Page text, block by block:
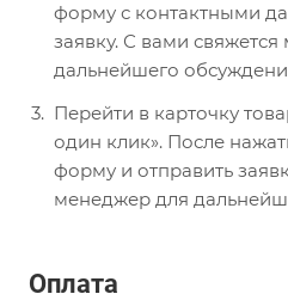
форму с контактными
заявку. С вами
дальнейшего
Перейти в карточку
один клик». После
форму и отправить
менеджер для
Оплата